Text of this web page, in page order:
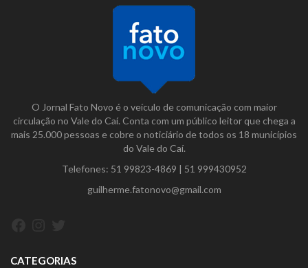
O Jornal Fato Novo é o veículo de comunicação com maior
circulação no Vale do Caí. Conta com um público leitor que chega a
mais 25.000 pessoas e cobre o noticiário de todos os 18 municípios
do Vale do Caí.
Telefones: 51 99823-4869 | 51 999430952
guilherme.fatonovo@gmail.com
CATEGORIAS